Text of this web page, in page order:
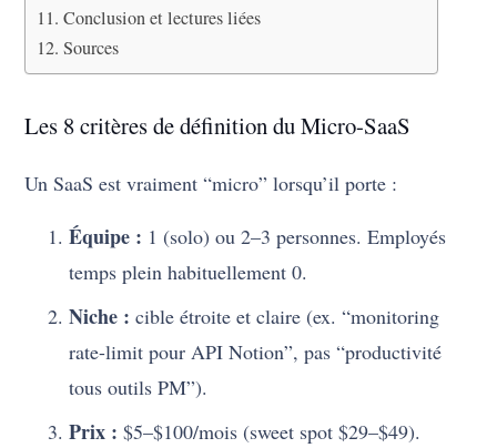
Conclusion et lectures liées
Sources
Les 8 critères de définition du Micro-SaaS
Un SaaS est vraiment “micro” lorsqu’il porte :
Équipe : 1 (solo) ou 2–3 personnes. Employés
temps plein habituellement 0.
Niche : cible étroite et claire (ex. “monitoring
rate-limit pour API Notion”, pas “productivité
tous outils PM”).
Prix : $5–$100/mois (sweet spot $29–$49).